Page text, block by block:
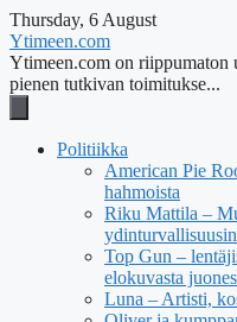
Thursday, 6 August
Ytimeen.com
Ytimeen.com on riippumaton
pienen tutkivan toimitukse...
Politiikka
American Pie
hahmoista
Riku Mattila –
Top Gun –
elokuvasta
Luna – Artisti,